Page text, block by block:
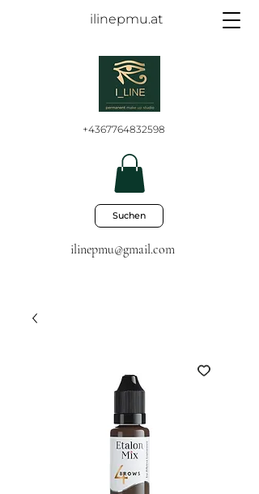
ilinepmu.at
ilinepmu@gmail.com
Suchen
+4367764832598